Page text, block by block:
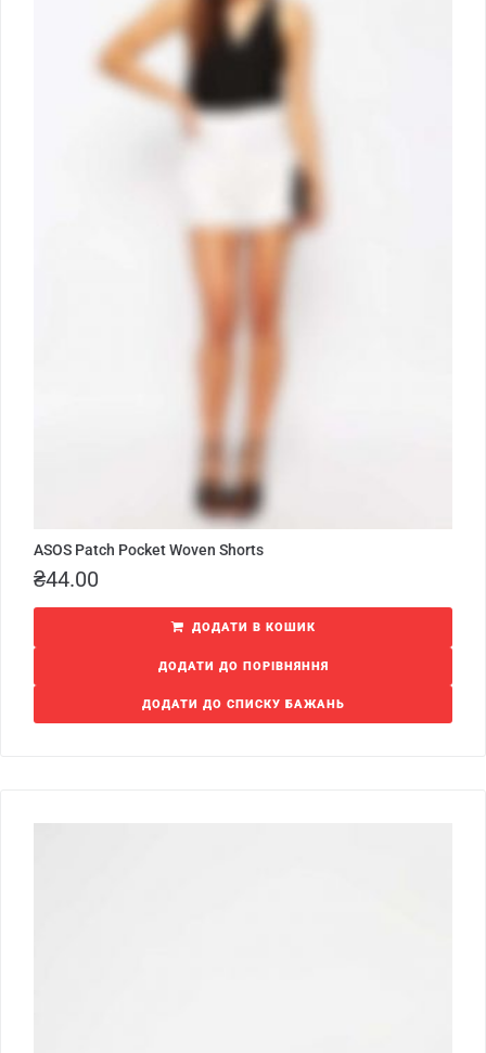
ASOS Patch Pocket Woven Shorts
₴44.00
ДОДАТИ В КОШИК
ДОДАТИ ДО ПОРІВНЯННЯ
ДОДАТИ ДО СПИСКУ БАЖАНЬ